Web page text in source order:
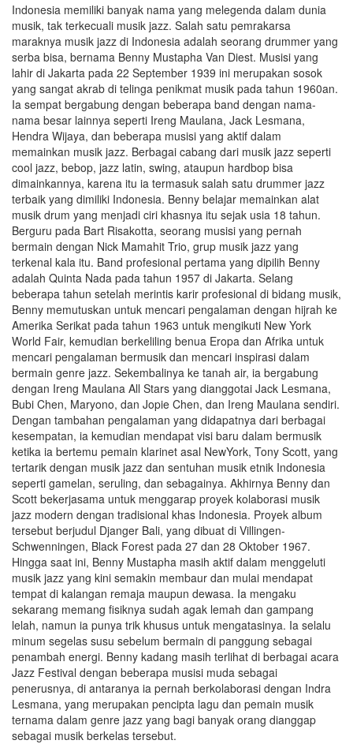
Indonesia memiliki banyak nama yang melegenda dalam dunia
musik, tak terkecuali musik jazz. Salah satu pemrakarsa
maraknya musik jazz di Indonesia adalah seorang drummer yang
serba bisa, bernama Benny Mustapha Van Diest. Musisi yang
lahir di Jakarta pada 22 September 1939 ini merupakan sosok
yang sangat akrab di telinga penikmat musik pada tahun 1960an.
Ia sempat bergabung dengan beberapa band dengan nama-
nama besar lainnya seperti Ireng Maulana, Jack Lesmana,
Hendra Wijaya, dan beberapa musisi yang aktif dalam
memainkan musik jazz. Berbagai cabang dari musik jazz seperti
cool jazz, bebop, jazz latin, swing, ataupun hardbop bisa
dimainkannya, karena itu ia termasuk salah satu drummer jazz
terbaik yang dimiliki Indonesia. Benny belajar memainkan alat
musik drum yang menjadi ciri khasnya itu sejak usia 18 tahun.
Berguru pada Bart Risakotta, seorang musisi yang pernah
bermain dengan Nick Mamahit Trio, grup musik jazz yang
terkenal kala itu. Band profesional pertama yang dipilih Benny
adalah Quinta Nada pada tahun 1957 di Jakarta. Selang
beberapa tahun setelah merintis karir profesional di bidang musik,
Benny memutuskan untuk mencari pengalaman dengan hijrah ke
Amerika Serikat pada tahun 1963 untuk mengikuti New York
World Fair, kemudian berkeliling benua Eropa dan Afrika untuk
mencari pengalaman bermusik dan mencari inspirasi dalam
bermain genre jazz. Sekembalinya ke tanah air, ia bergabung
dengan Ireng Maulana All Stars yang dianggotai Jack Lesmana,
Bubi Chen, Maryono, dan Jopie Chen, dan Ireng Maulana sendiri.
Dengan tambahan pengalaman yang didapatnya dari berbagai
kesempatan, ia kemudian mendapat visi baru dalam bermusik
ketika ia bertemu pemain klarinet asal NewYork, Tony Scott, yang
tertarik dengan musik jazz dan sentuhan musik etnik Indonesia
seperti gamelan, seruling, dan sebagainya. Akhirnya Benny dan
Scott bekerjasama untuk menggarap proyek kolaborasi musik
jazz modern dengan tradisional khas Indonesia. Proyek album
tersebut berjudul Djanger Bali, yang dibuat di Villingen-
Schwenningen, Black Forest pada 27 dan 28 Oktober 1967.
Hingga saat ini, Benny Mustapha masih aktif dalam menggeluti
musik jazz yang kini semakin membaur dan mulai mendapat
tempat di kalangan remaja maupun dewasa. Ia mengaku
sekarang memang fisiknya sudah agak lemah dan gampang
lelah, namun ia punya trik khusus untuk mengatasinya. Ia selalu
minum segelas susu sebelum bermain di panggung sebagai
penambah energi. Benny kadang masih terlihat di berbagai acara
Jazz Festival dengan beberapa musisi muda sebagai
penerusnya, di antaranya ia pernah berkolaborasi dengan Indra
Lesmana, yang merupakan pencipta lagu dan pemain musik
ternama dalam genre jazz yang bagi banyak orang dianggap
sebagai musik berkelas tersebut.